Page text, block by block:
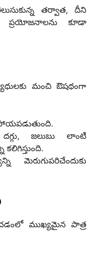
తర్వాత, దీని
కూడా
మంచి ఔషధంగా
జలుబు లాంటి
మెరుగుపరిచేందుకు
ముఖ్యమైన పాత్ర